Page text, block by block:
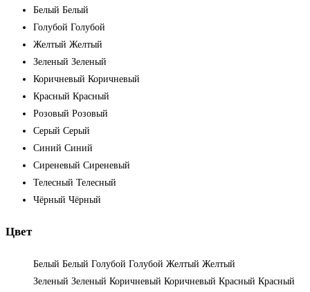
Белый Белый
Голубой Голубой
Желтый Желтый
Зеленый Зеленый
Коричневый Коричневый
Красный Красный
Розовый Розовый
Серый Серый
Синий Синий
Сиреневый Сиреневый
Телесный Телесный
Чёрный Чёрный
Цвет
Белый Белый Голубой Голубой Желтый Желтый
Зеленый Зеленый Коричневый Коричневый Красный Красный